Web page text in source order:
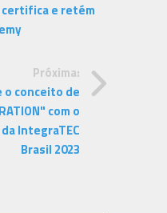
certifica e retém
Próxima:
o conceito de
com o
IntegraTEC
Brasil 2023